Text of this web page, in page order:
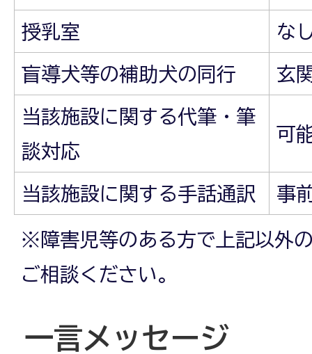
授乳室 な
盲導犬等の補助犬の同行 玄
当該施設に関する代筆・筆
談対応
可
当該施設に関する手話通訳 事
※障害児等のある方で上記以外
ご相談ください。
一言メッセージ